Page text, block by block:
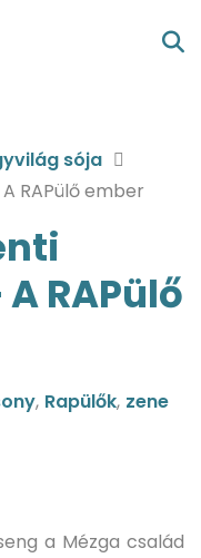
sója
RAPülő ember
RAPülő
, Rapülők, zene
a Mézga család